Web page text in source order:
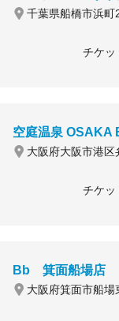
千葉県船橋市浜
チケッ
空庭温泉 OSAKA
大阪府大阪市港区
チケッ
Bb 箕面船場店
大阪府箕面市船場